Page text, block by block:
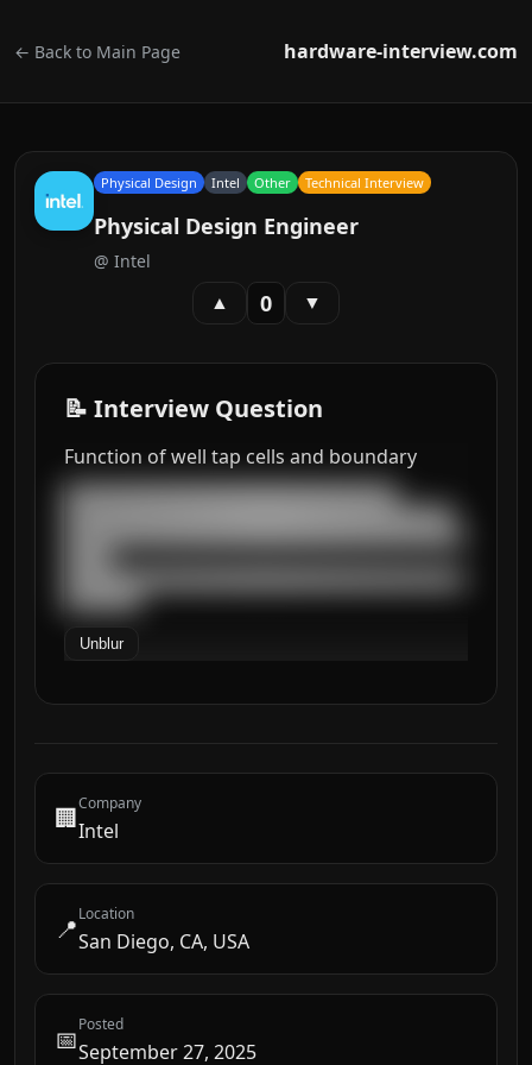
← Back to Main Page hardware-interview.com
Physical Design Intel Other Technical Interview
Physical Design Engineer
@ Intel
▲ 0 ▼
📝 Interview Question
Function of well tap cells and boundary
███████████████████████████████████
█████████████████████████████████████████
██████████████████████████████████████████
████████
Unblur
🏢Company
Intel
📍Location
San Diego, CA, USA
📅Posted
September 27, 2025